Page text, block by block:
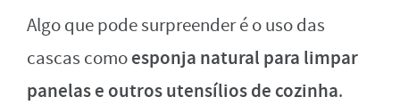
Algo que pode surpreender é o uso das
cascas comoesponja natural para limpar
panelas e outros utensílios de cozinha.